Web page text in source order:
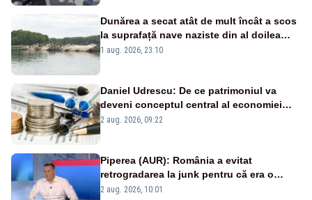
Dunărea a secat atât de mult încât a scos
la suprafață nave naziste din al doilea
război mondial
1 aug. 2026, 23:10
Daniel Udrescu: De ce patrimoniul va
deveni conceptul central al economiei
viitoare?
2 aug. 2026, 09:22
Piperea (AUR): România a evitat
retrogradarea la junk pentru că era o
catastrofă pentru bănci și fondurile de
2 aug. 2026, 10:01